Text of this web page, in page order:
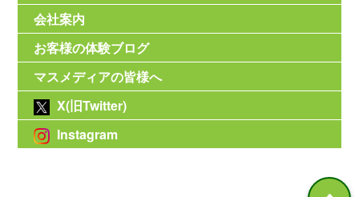
会社案内
お客様の体験ブログ
マスメディアの皆様へ
X(旧Twitter)
Instagram